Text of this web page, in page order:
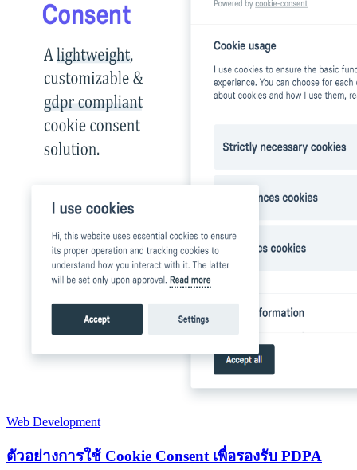
Web Development
ตัวอย่างการใช้ Cookie Consent เพื่อรองรับ PDPA